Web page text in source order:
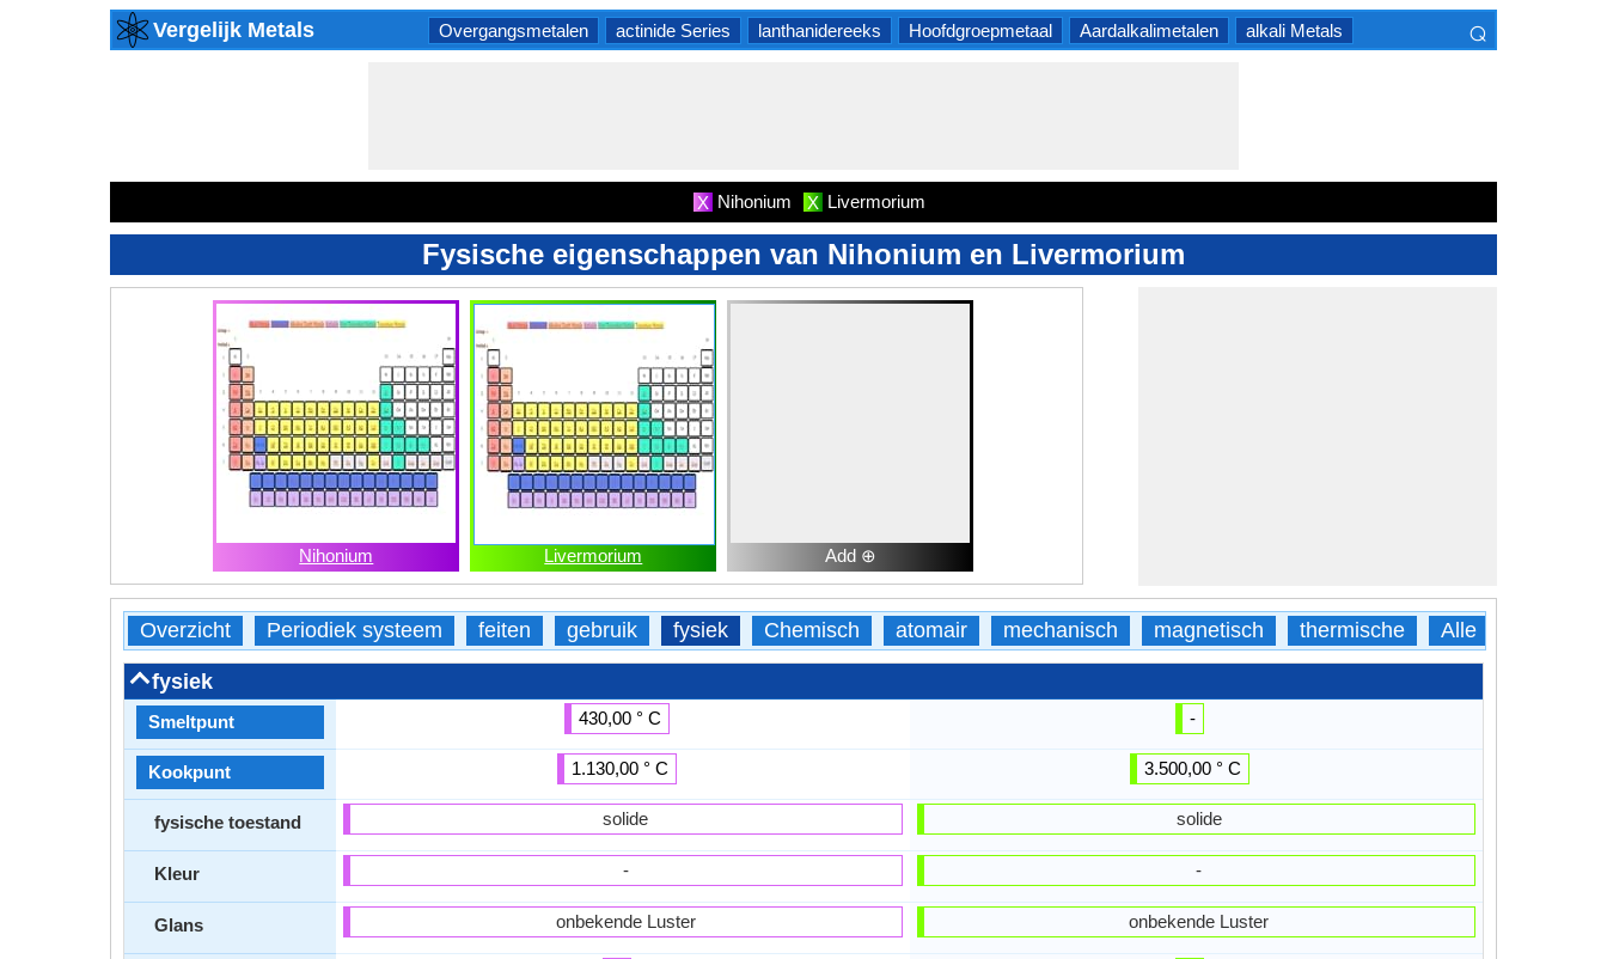
Vergelijk Metals Overgangsmetalen actinide Series lanthanidereeks Hoofdgroepmetaal Aardalkalimetalen alkali Metals ⌕
X Nihonium X Livermorium
Fysische eigenschappen van Nihonium en Livermorium
Nihonium Livermorium Add ⊕
Overzicht Periodiek systeem feiten gebruik fysiek Chemisch atomair mechanisch magnetisch thermische Alle
fysiek
Smeltpunt
Kookpunt
fysische toestand
Kleur
Glans
430,00 ° C
1.130,00 ° C
solide
-
onbekende Luster
-
3.500,00 ° C
solide
-
onbekende Luster